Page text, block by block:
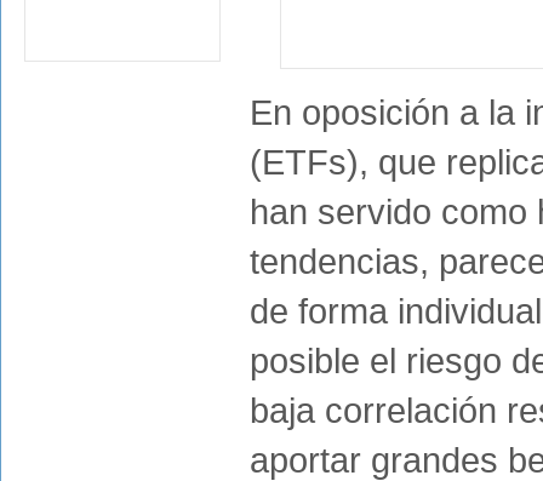
En oposición a la
(ETFs), que
han servido como
tendencias,
de forma
posible el riesgo
baja correlación
aportar grandes